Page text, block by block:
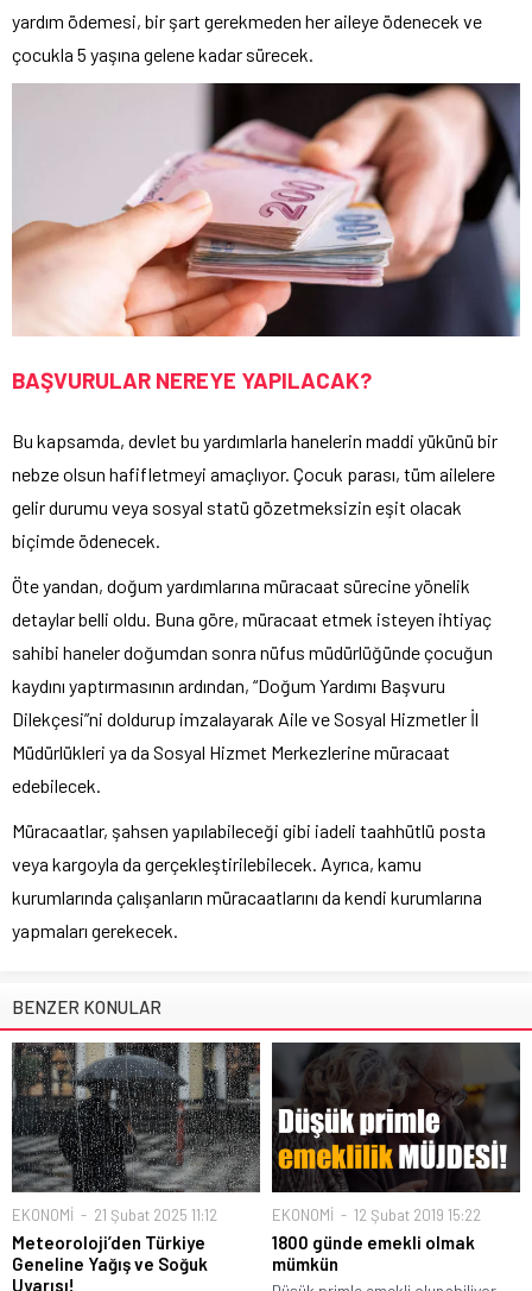
yardım ödemesi, bir şart gerekmeden her aileye ödenecek ve
çocukla 5 yaşına gelene kadar sürecek.
BAŞVURULAR NEREYE YAPILACAK?
Bu kapsamda, devlet bu yardımlarla hanelerin maddi yükünü bir
nebze olsun hafifletmeyi amaçlıyor. Çocuk parası, tüm ailelere
gelir durumu veya sosyal statü gözetmeksizin eşit olacak
biçimde ödenecek.
Öte yandan, doğum yardımlarına müracaat sürecine yönelik
detaylar belli oldu. Buna göre, müracaat etmek isteyen ihtiyaç
sahibi haneler doğumdan sonra nüfus müdürlüğünde çocuğun
kaydını yaptırmasının ardından, “Doğum Yardımı Başvuru
Dilekçesi”ni doldurup imzalayarak Aile ve Sosyal Hizmetler İl
Müdürlükleri ya da Sosyal Hizmet Merkezlerine müracaat
edebilecek.
Müracaatlar, şahsen yapılabileceği gibi iadeli taahhütlü posta
veya kargoyla da gerçekleştirilebilecek. Ayrıca, kamu
kurumlarında çalışanların müracaatlarını da kendi kurumlarına
yapmaları gerekecek.
BENZER KONULAR
EKONOMİ 21 Şubat 2025 11:12
Meteoroloji’den Türkiye
Geneline Yağış ve Soğuk
Uyarısı!
EKONOMİ 12 Şubat 2019 15:22
1800 günde emekli olmak
mümkün